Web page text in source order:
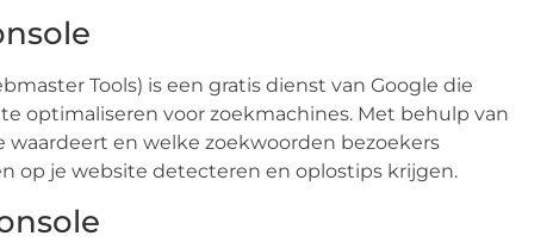
Tools) is een gratis dienst van Google die
optimaliseren voor zoekmachines. Met behulp van
en welke zoekwoorden bezoekers
op je website detecteren en oplostips krijgen.